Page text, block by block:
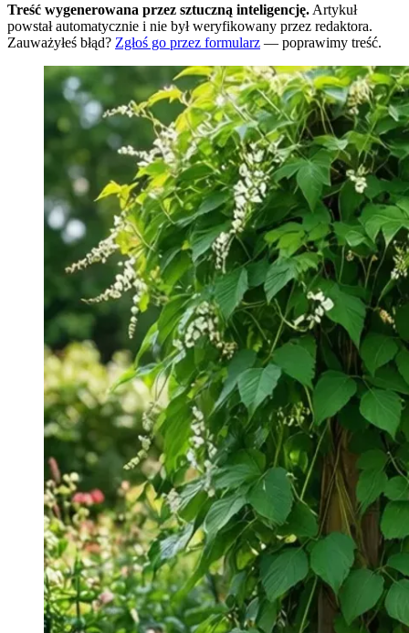
Treść wygenerowana przez sztuczną inteligencję. Artykuł
powstał automatycznie i nie był weryfikowany przez redaktora.
Zauważyłeś błąd? Zgłoś go przez formularz — poprawimy treść.